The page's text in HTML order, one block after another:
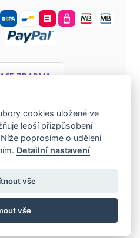
seznamka.cz.
vyhrazena.
ZDARMA
zoznamka.sk
|www.stavdum.cz|
traumfrauen.de
cookies uložené ve
lepší přizpůsobení
poprosíme o udělení
Detailní nastavení
vše
vše